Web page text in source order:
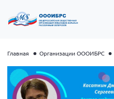
Главная Организации ОООИБРС